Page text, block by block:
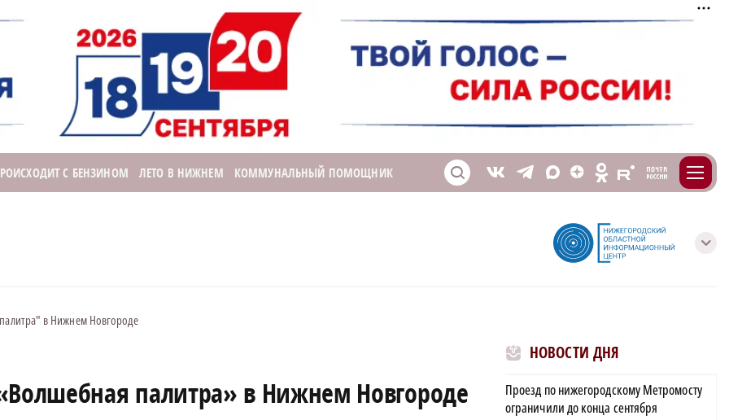
С БЕНЗИНОМ ЛЕТО В НИЖНЕМ КОММУНАЛЬНЫЙ ПОМОЩНИК S V T X Z O E m
с
в Нижнем Новгороде
палитра» в Нижнем Новгороде
НОВОСТИ ДНЯ
Проезд по нижегородскому Метромосту
ограничили до конца сентября